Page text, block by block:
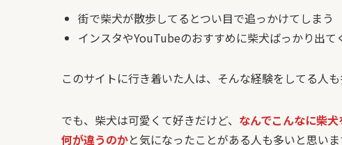
街で柴犬が散歩してるとつい目で追っかけてしまう
インスタやYouTubeのおすすめに柴犬ばっかり出て
このサイトに行き着いた人は、そんな経験をしてる人
でも、柴犬は可愛くて好きだけど、 なんでこんなに柴
何が違うのかと気になったことがある人も多いと思いま